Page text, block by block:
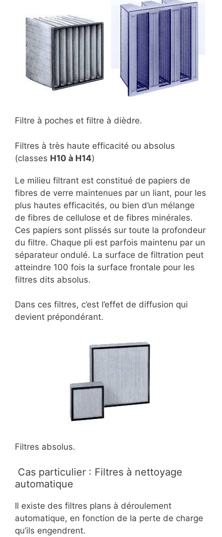
Filtre à poches et filtre à dièdre.
Filtres à très haute efficacité ou absolus
(classes H10 à H14)
Le milieu filtrant est constitué de papiers de
fibres de verre maintenues par un liant, pour les
plus hautes efficacités, ou bien d’un mélange
de fibres de cellulose et de fibres minérales.
Ces papiers sont plissés sur toute la profondeur
du filtre. Chaque pli est parfois maintenu par un
séparateur ondulé. La surface de filtration peut
atteindre 100 fois la surface frontale pour les
filtres dits absolus.
Dans ces filtres, c’est l’effet de diffusion qui
devient prépondérant.
Filtres absolus.
Cas particulier : Filtres à nettoyage
automatique
Il existe des filtres plans à déroulement
automatique, en fonction de la perte de charge
qu’ils engendrent.